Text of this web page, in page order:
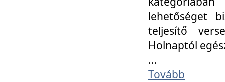
lehetőséget
teljesítő
Holnaptól
...
Tovább